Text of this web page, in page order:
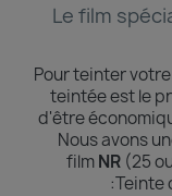
Le film
Pour teinter
teintée est le
d'être
Nous avons
filmNR (25
:Teinte